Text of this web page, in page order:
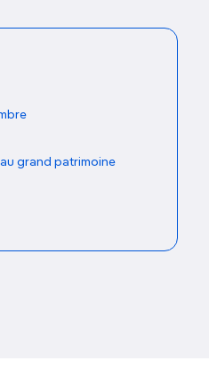
d'étonnant), Bratislava
ville, et
terrasses des cafés
façons les plus
halte ici ou là pour
bandes de jeunes
chose un peu
grand patrimoine